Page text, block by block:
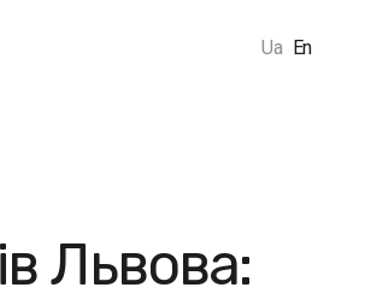
Ua En
Львова: